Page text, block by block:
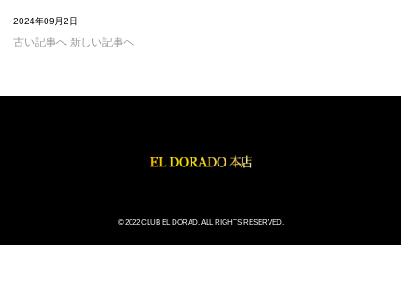
2024年09月2日
古い記事へ 新しい記事へ
© 2022 CLUB EL DORAD. ALL RIGHTS RESERVED.